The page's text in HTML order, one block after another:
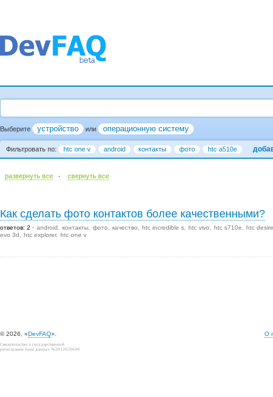
Выберите устройство или операционную систему
Фильтровать по: htc one v android контакты фото htc a510e
развернуть все · cвернуть все
Как сделать фото контактов более качественными?
ответов: 2 android контакты фото качество htc incredible s htc vivo htc s710e
htc
evo 3d
htc explorer htc one v
© 2026, «DevFAQ». О
Свидетельство о государственной
регистрации базы данных №2012620649.